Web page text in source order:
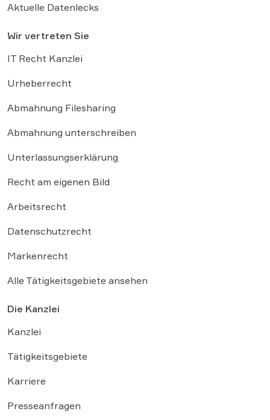
Aktuelle Datenlecks
Wir vertreten Sie
IT Recht Kanzlei
Urheberrecht
Abmahnung Filesharing
Abmahnung unterschreiben
Unterlassungserklärung
Recht am eigenen Bild
Arbeitsrecht
Datenschutzrecht
Markenrecht
Alle Tätigkeitsgebiete ansehen
Die Kanzlei
Kanzlei
Tätigkeitsgebiete
Karriere
Presseanfragen